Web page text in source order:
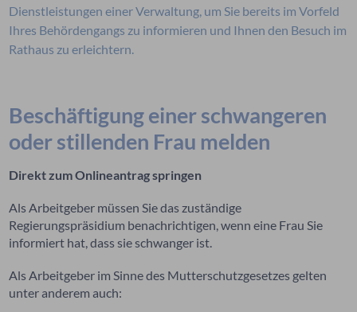
Dienstleistungen einer Verwaltung, um Sie bereits im Vorfeld
Ihres Behördengangs zu informieren und Ihnen den Besuch im
Rathaus zu erleichtern.
Beschäftigung einer schwangeren
oder stillenden Frau melden
Direkt zum Onlineantrag springen
Als Arbeitgeber müssen Sie das zuständige
Regierungspräsidium benachrichtigen, wenn eine Frau Sie
informiert hat, dass sie schwanger ist.
Als Arbeitgeber im Sinne des Mutterschutzgesetzes gelten
unter anderem auch: